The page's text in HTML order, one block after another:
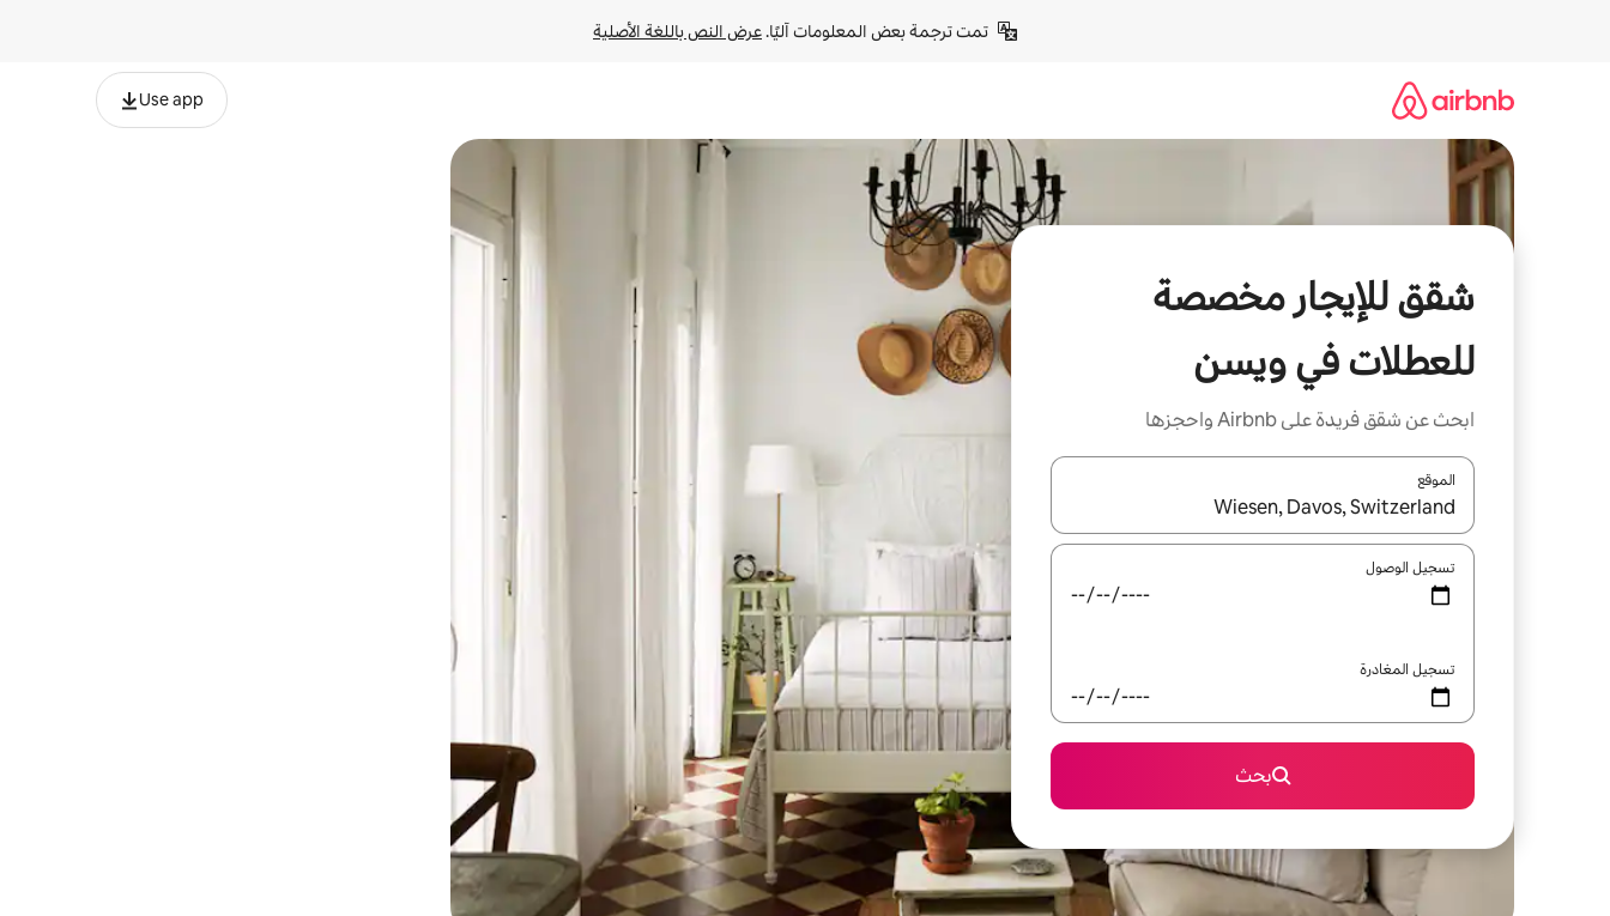
تمت ترجمة بعض المعلومات آليًا. عرض النص باللغة الأصلية
Use app
شقق للإيجار مخصصة
للعطلات في ويسن
ابحث عن شقق فريدة على Airbnb واحجزها
الموقع
عند توفر النتائج، انتقل باستخدام السهمين لأعلى ولأسفل أو استكشف عن طريق اللمس أو السحب.
تسجيل الوصول
تسجيل المغادرة
بحث